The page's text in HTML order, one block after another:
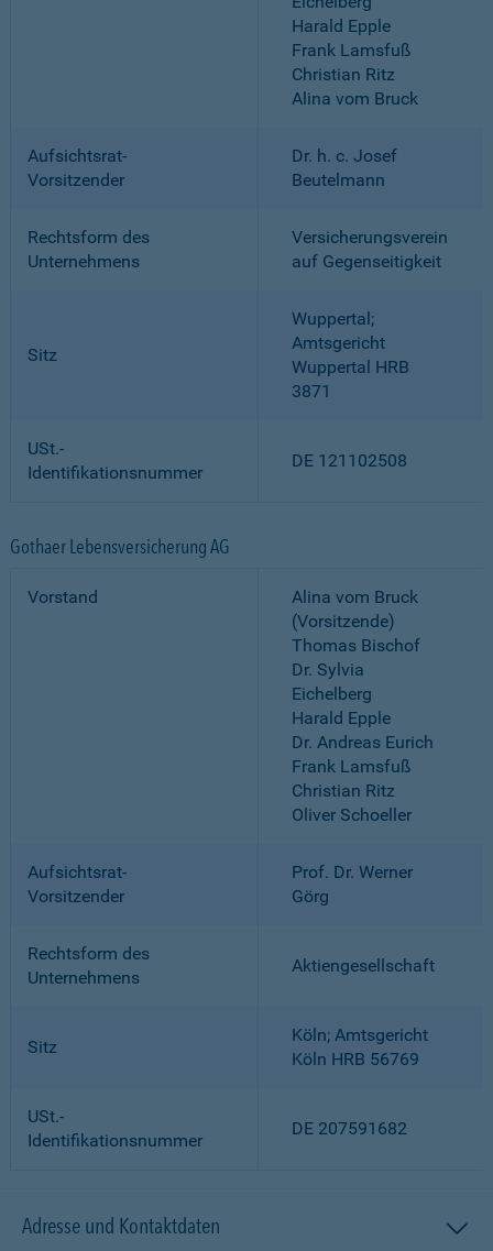
Harald Epple
Frank Lamsfuß
Christian Ritz
Alina vom Bruck
Aufsichtsrat-
Vorsitzender
Dr. h. c. Josef
Beutelmann
Rechtsform des
Unternehmens
Versicherungsverein
auf Gegenseitigkeit
Sitz
Wuppertal;
Amtsgericht
Wuppertal HRB
3871
USt.-
Identifikationsnummer
DE 121102508
Gothaer Lebensversicherung AG
Vorstand
Alina vom Bruck
(Vorsitzende)
Thomas Bischof
Dr. Sylvia
Eichelberg
Harald Epple
Dr. Andreas Eurich
Frank Lamsfuß
Christian Ritz
Oliver Schoeller
Aufsichtsrat-
Vorsitzender
Prof. Dr. Werner
Görg
Rechtsform des
Unternehmens
Aktiengesellschaft
Sitz
Köln; Amtsgericht
Köln HRB 56769
USt.-
Identifikationsnummer
DE 207591682
Adresse und Kontaktdaten